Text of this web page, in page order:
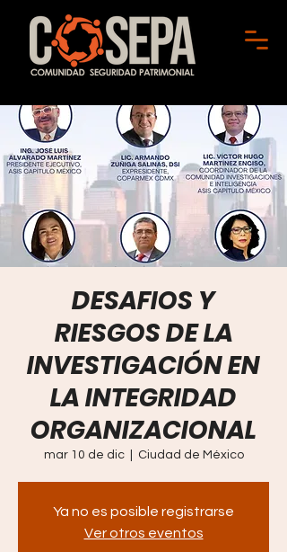
DESAFIOS Y
RIESGOS DE LA
INVESTIGACIÓN EN
LA INTEGRIDAD
ORGANIZACIONAL
mar 10 de dic
  |
Ciudad de México
Ya no es posible registrarse
Ver otros eventos